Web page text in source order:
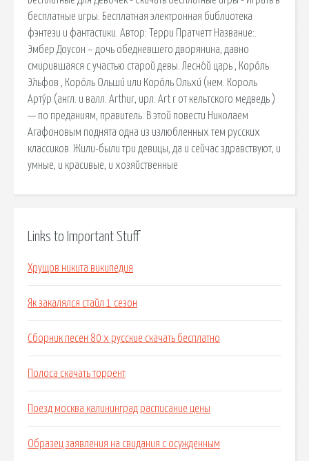
бесплатные игры. Бесплатная электронная библиотека
фэнтези и фантастики. Автор: Терри Пратчетт Название:.
Эмбер Доусон – дочь обедневшего дворянина, давно
смирившаяся с участью старой девы. Лесно́й царь , Коро́ль
Э́льфов , Коро́ль Ольши́ или Коро́ль Ольхи́ (нем. Король
Арту́р (англ. и валл. Arthur, ирл. Art r от кельтского медведь )
— по преданиям, правитель. В этой повести Николаем
Агафоновым поднята одна из излюбленных тем русских
классиков. Жили-были три девицы, да и сейчас здравствуют, и
умные, и красивые, и хозяйственные
Links to Important Stuff
Хрущов никита википедия
Як закалялся стайл 1 сезон
Сборник песен 80 х русские скачать бесплатно
Полоса скачать торрент
Поезд москва калининград расписание цены
Образец заявления на свидания с осужденным